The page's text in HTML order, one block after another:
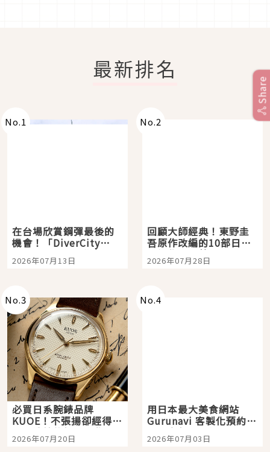
最新排名
No.1
在台場欣賞鋼彈最後的
機會！「DiverCity
Tokyo Plaza」搭船、
購物、美食及夜景，一
2026年07月13日
No.2
回顧大師經典！東野圭
吾原作改編的10部日本
影視作品推薦
2026年07月28日
No.3
必買日系腕錶品牌
KUOE！不張揚卻經得起
時間洗鍊的經典之作五
選
2026年07月20日
No.4
用日本最大美食網站
Gurunavi 客製化預約九
大都市餐廳，打造專屬
美食體驗！
2026年07月03日
Share